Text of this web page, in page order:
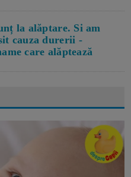
la alăptare. Si am
cauza durerii -
care alăptează